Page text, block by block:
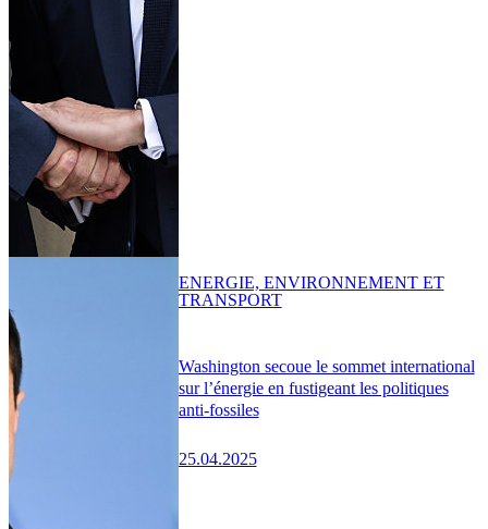
Washington secoue le sommet international
sur l’énergie en fustigeant les politiques
anti-fossiles
25.04.2025
ENERGIE, ENVIRONNEMENT ET
TRANSPORT